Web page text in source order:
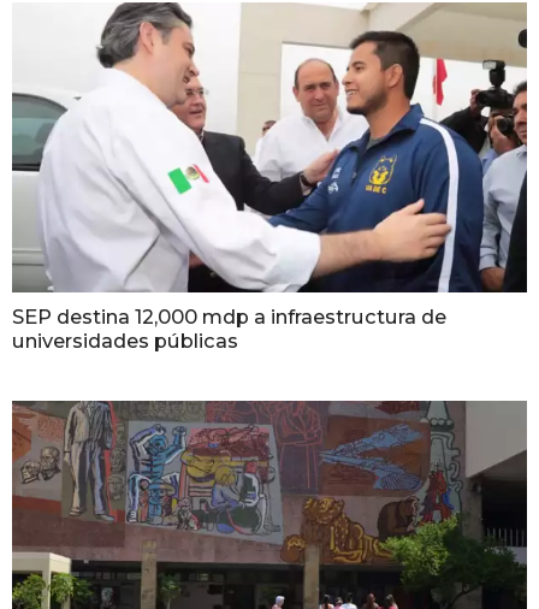
SEP destina 12,000 mdp a infraestructura de
universidades públicas